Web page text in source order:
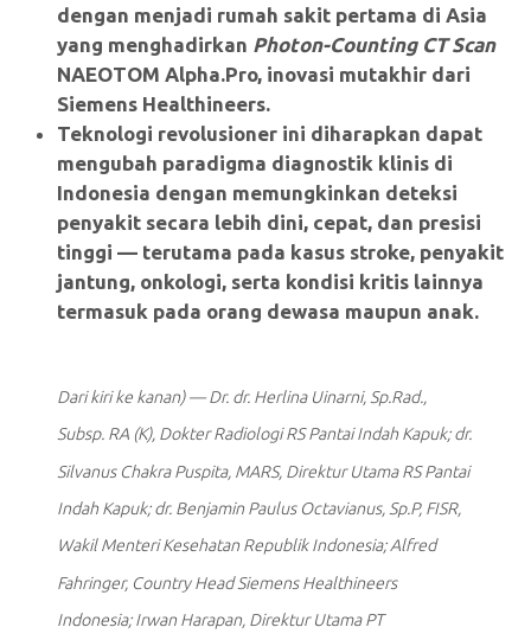
dengan menjadi rumah sakit pertama di Asia
yang menghadirkan Photon-Counting CT Scan
NAEOTOM Alpha.Pro, inovasi mutakhir dari
Siemens Healthineers.
Teknologi revolusioner ini diharapkan dapat
mengubah paradigma diagnostik klinis di
Indonesia dengan memungkinkan deteksi
penyakit secara lebih dini, cepat, dan presisi
tinggi — terutama pada kasus stroke, penyakit
jantung, onkologi, serta kondisi kritis lainnya
termasuk pada orang dewasa maupun anak.
Dari kiri ke kanan) — Dr. dr. Herlina Uinarni, Sp.Rad.,
Subsp. RA (K), Dokter Radiologi RS Pantai Indah Kapuk; dr.
Silvanus Chakra Puspita, MARS, Direktur Utama RS Pantai
Indah Kapuk; dr. Benjamin Paulus Octavianus, Sp.P, FISR,
Wakil Menteri Kesehatan Republik Indonesia; Alfred
Fahringer, Country Head Siemens Healthineers
Indonesia; Irwan Harapan, Direktur Utama PT